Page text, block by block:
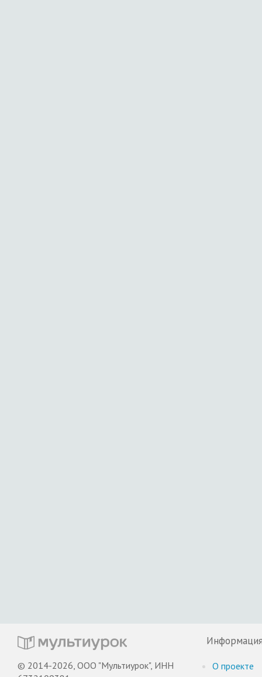
© 2014-2026, ООО "Мультиурок", ИНН
О проекте